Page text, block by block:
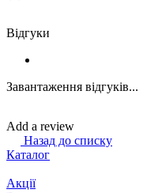
Відгуки
Завантаження відгуків...
Add a review
Назад до списку
Каталог
Акції